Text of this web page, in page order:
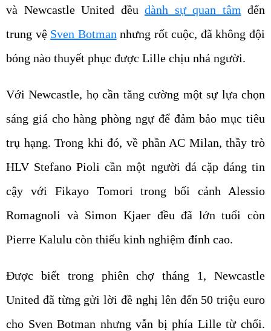
và Newcastle United đều dành sự quan tâm đến
trung vệ Sven Botman nhưng rốt cuộc, đã không đội
bóng nào thuyết phục được Lille chịu nhả người.
Với Newcastle, họ cần tăng cường một sự lựa chọn
sáng giá cho hàng phòng ngự để đảm bảo mục tiêu
trụ hạng. Trong khi đó, về phần AC Milan, thầy trò
HLV Stefano Pioli cần một người đá cặp đáng tin
cậy với Fikayo Tomori trong bối cảnh Alessio
Romagnoli và Simon Kjaer đều đã lớn tuổi còn
Pierre Kalulu còn thiếu kinh nghiệm đỉnh cao.
Được biết trong phiên chợ tháng 1, Newcastle
United đã từng gửi lời đề nghị lên đến 50 triệu euro
cho Sven Botman nhưng vẫn bị phía Lille từ chối.